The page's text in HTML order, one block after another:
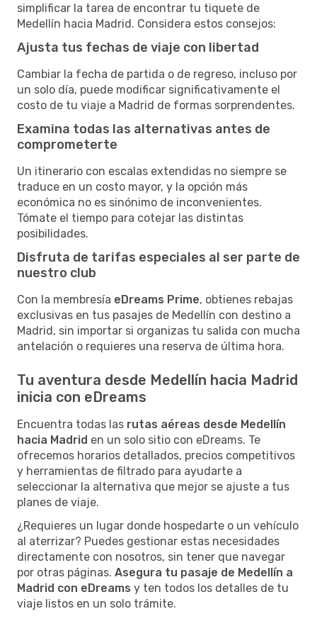
simplificar la tarea de encontrar tu tiquete de
Medellín hacia Madrid. Considera estos consejos:
Ajusta tus fechas de viaje con libertad
Cambiar la fecha de partida o de regreso, incluso por
un solo día, puede modificar significativamente el
costo de tu viaje a Madrid de formas sorprendentes.
Examina todas las alternativas antes de
comprometerte
Un itinerario con escalas extendidas no siempre se
traduce en un costo mayor, y la opción más
económica no es sinónimo de inconvenientes.
Tómate el tiempo para cotejar las distintas
posibilidades.
Disfruta de tarifas especiales al ser parte de
nuestro club
Con la membresía eDreams Prime, obtienes rebajas
exclusivas en tus pasajes de Medellín con destino a
Madrid, sin importar si organizas tu salida con mucha
antelación o requieres una reserva de última hora.
Tu aventura desde Medellín hacia Madrid
inicia con eDreams
Encuentra todas las rutas aéreas desde Medellín
hacia Madrid en un solo sitio con eDreams. Te
ofrecemos horarios detallados, precios competitivos
y herramientas de filtrado para ayudarte a
seleccionar la alternativa que mejor se ajuste a tus
planes de viaje.
¿Requieres un lugar donde hospedarte o un vehículo
al aterrizar? Puedes gestionar estas necesidades
directamente con nosotros, sin tener que navegar
por otras páginas. Asegura tu pasaje de Medellín a
Madrid con eDreams y ten todos los detalles de tu
viaje listos en un solo trámite.